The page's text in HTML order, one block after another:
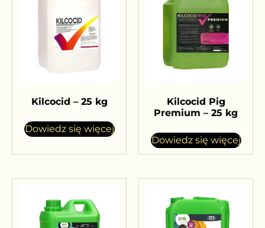
Kilcocid – 25 kg
Dowiedz się więcej
Kilcocid Pig
Premium – 25 kg
Dowiedz się więcej